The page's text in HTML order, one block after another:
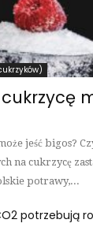
jeść bigos?
na cukrzycę
potrawy,...
potrzebują